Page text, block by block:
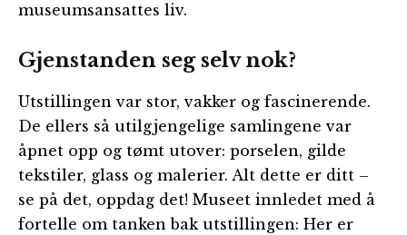
museumsansattes liv.
Gjenstanden seg selv nok?
Utstillingen var stor, vakker og fascinerende.
De ellers så utilgjengelige samlingene var
åpnet opp og tømt utover: porselen, gilde
tekstiler, glass og malerier. Alt dette er ditt –
se på det, oppdag det! Museet innledet med å
fortelle om tanken bak utstillingen: Her er